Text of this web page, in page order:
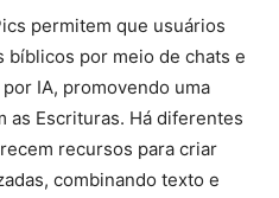
permitem que usuários
bíblicos por meio de chats e
IA, promovendo uma
as Escrituras. Há diferentes
recursos para criar
combinando texto e